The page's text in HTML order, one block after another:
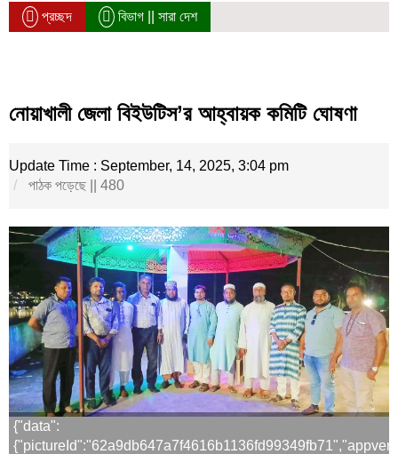
প্রচ্ছদ বিভাগ || সারা দেশ
নোয়াখালী জেলা বিইউটিস’র আহ্বায়ক কমিটি ঘোষণা
Update Time : September, 14, 2025, 3:04 pm
পাঠক পড়েছে || 480
{"data":